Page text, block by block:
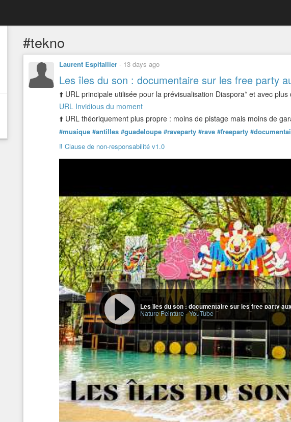
#tekno
Laurent Espitallier - 13 days ago
Les îles du son : documentaire sur les free party
⬆️ URL principale utilisée pour la prévisualisation Diaspora* et avec
URL Invidious du moment
⬆️ URL théoriquement plus propre : moins de pistage mais moins de
#musique #antilles #guadeloupe #raveparty #rave #freeparty
‼️ Clause de non-responsabilité v1.0
Les îles du son : documentaire sur les free party
Nature Peinture-YouTube